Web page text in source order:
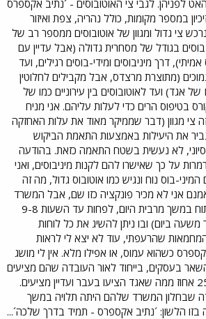
לפניהן. לגבי צי האוטובוסים - ´נתיב אקספרס
במספר מקומות, כולל נהריה, צפת ואיזור
צי גדול ומגוון של אוטובוסים ממספר רב של
בגודל של מסחרית גדולה (אבל עדיין עם
דרך מיניבוסים ומידי-בוסים רגילים, ועד
נמוכים (מתוצרת מרצדס, אבל מקבילים לחלוטין
לאלו מתוצרת MAN של אגד) ועד לאוטובוסים בין עירוניים כמו של
בטיפוס הרים כדי לעלות עליהם. אני מניח
צי מגוון (דבר שממיקר מאוד את עלות האחזקה
את היעילות באמצעות התאמת הביקוש
לא נעשית בשטח התאמה כזאת. בהודעה
על כך שאישרו להם לקנות מיניבוסים, ואני
בוס נוח ונגיש כמו אוטובוס גדול, מה זה
אני לא מכיר פונקציה כזו שם, אבל המשרד
בתחנה המרכזית פתוח במשך מרבית היום, לפחות עד השעות 9-8
ביום) ובו ניתן להשיג את כל לוחות
המחמאות שהרעפתי, עוד לא יצא לי לראות
כשהוא עמוס, או אפילו מלא. אין לי מושג
בעסקים, בייחוד לאור העובדה שהם מציעים
מחירים נמוכים בכ-25 אחוז ממה שאגד הציעו בעבר ועדיין מציעים.
שבחלון המשרד שלהם היתה תלויה במשך
בזו הלשון: ´נתיב אקספרס - תמיד בדרך שלכה´...